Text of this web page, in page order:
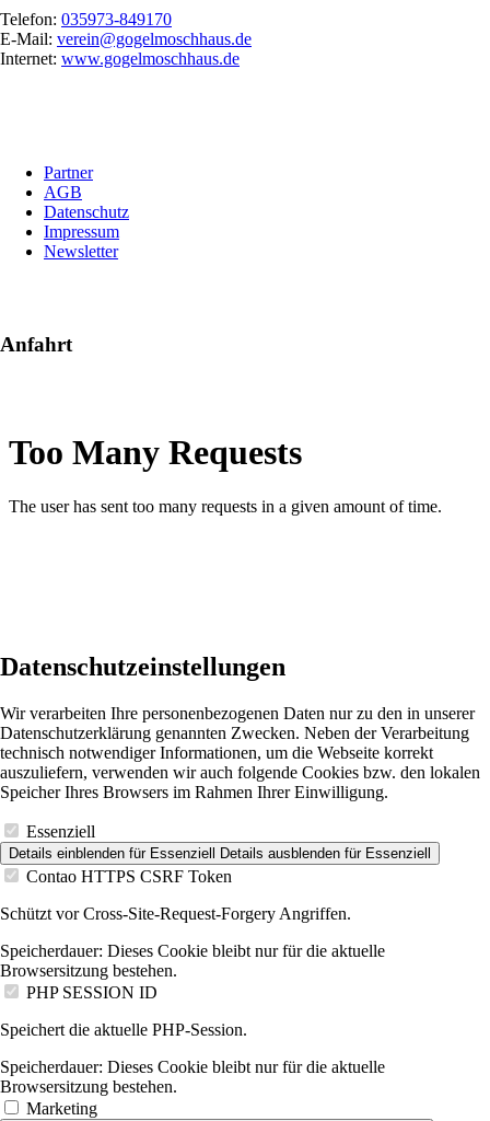
Telefon: 035973-849170
E-Mail: verein@gogelmoschhaus.de
Internet: www.gogelmoschhaus.de
überspringen
Partner
AGB
Datenschutz
Impressum
Newsletter
Anfahrt
Datenschutzeinstellungen
Wir verarbeiten Ihre personenbezogenen Daten nur zu den in unserer
Datenschutzerklärung genannten Zwecken. Neben der Verarbeitung
technisch notwendiger Informationen, um die Webseite korrekt
auszuliefern, verwenden wir auch folgende Cookies bzw. den lokalen
Speicher Ihres Browsers im Rahmen Ihrer Einwilligung.
Essenziell
Details einblenden für Essenziell Details ausblenden für Essenziell
Contao HTTPS CSRF Token
Schützt vor Cross-Site-Request-Forgery Angriffen.
Speicherdauer: Dieses Cookie bleibt nur für die aktuelle
Browsersitzung bestehen.
PHP SESSION ID
Speichert die aktuelle PHP-Session.
Speicherdauer: Dieses Cookie bleibt nur für die aktuelle
Browsersitzung bestehen.
Marketing